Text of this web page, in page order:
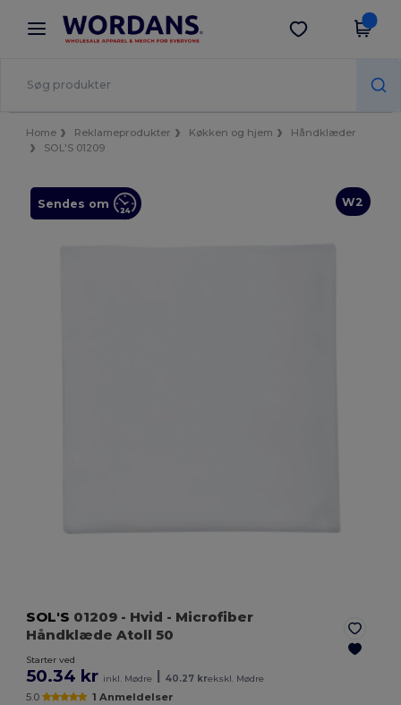
× Wordans-app
Bedre priser i appen!
Hent app
Home Reklameprodukter Køkken og hjem
Håndklæder
SOL'S 01209
W2
Sendes om
SOL'S 01209 - Hvid - Microfiber
Håndklæde Atoll 50
Starter ved
50.34 kr inkl. Mødre 40.27 krekskl. Mødre
5.0 1 Anmeldelser